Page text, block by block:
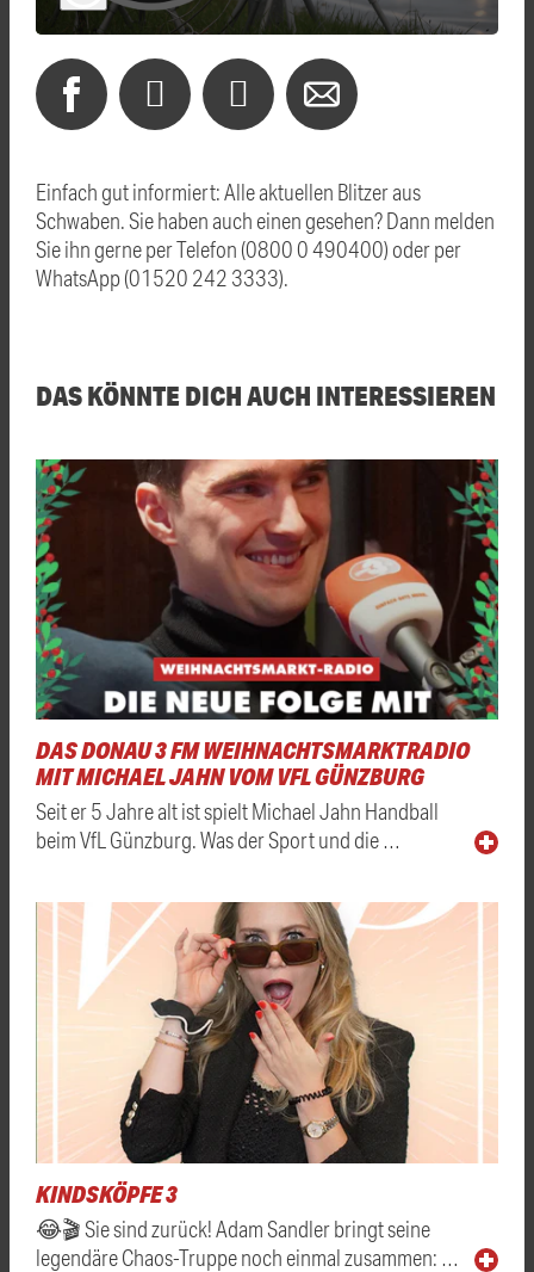
Einfach gut informiert: Alle aktuellen Blitzer aus
Schwaben. Sie haben auch einen gesehen? Dann melden
Sie ihn gerne per Telefon (0800 0 490400) oder per
WhatsApp (01520 242 3333).
DAS KÖNNTE DICH AUCH INTERESSIEREN
DAS DONAU 3 FM WEIHNACHTSMARKTRADIO
MIT MICHAEL JAHN VOM VFL GÜNZBURG
Seit er 5 Jahre alt ist spielt Michael Jahn Handball
beim VfL Günzburg. Was der Sport und die …
KINDSKÖPFE 3
😂🎬 Sie sind zurück! Adam Sandler bringt seine
legendäre Chaos-Truppe noch einmal zusammen: …